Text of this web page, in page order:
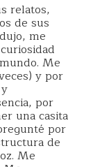
relatos,
de sus
me
Me
y por
por
una casita
por
de
Me